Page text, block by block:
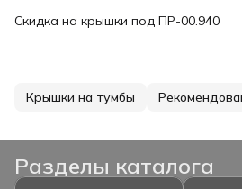
Скидка на крышки под ПР-00.940
Крышки на тумбы
Разделы каталога